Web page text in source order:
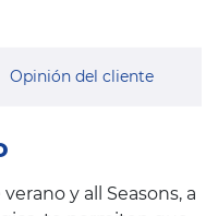
Opinión del cliente
y all Seasons, a